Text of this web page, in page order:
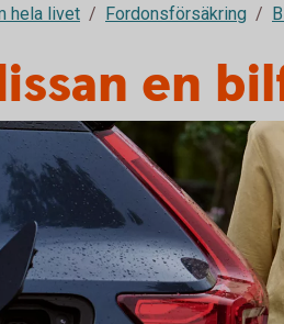
hela livet Fordonsförsäkring
en